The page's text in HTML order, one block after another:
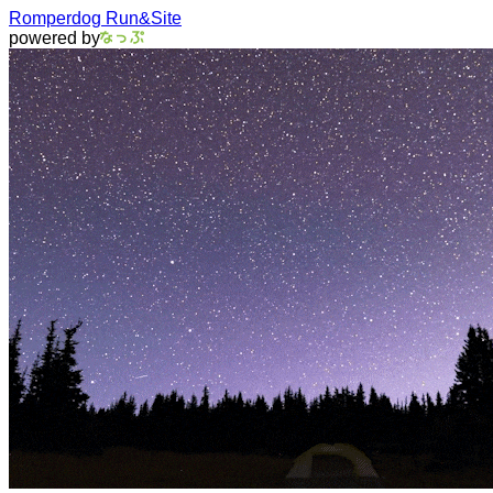
Romperdog Run&Site
powered by